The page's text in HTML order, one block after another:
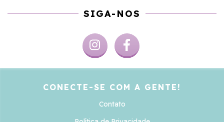
SIGA-NOS
CONECTE-SE COM A GENTE!
Contato